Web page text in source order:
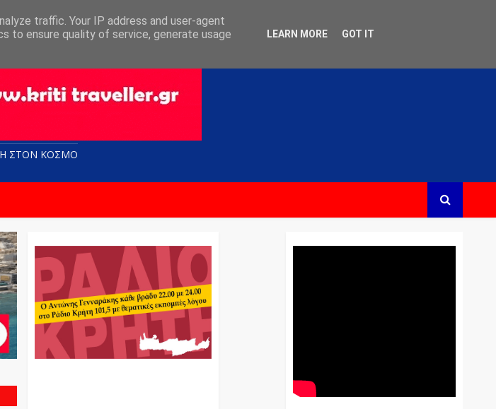
ΣΤΟN KOΣΜΟ
traffic. Your IP address and user-agent
to ensure quality of service, generate usage
LEARN MORE GOT IT